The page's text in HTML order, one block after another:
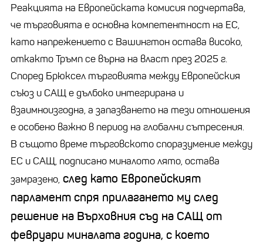
Реакцията на Европейската комисия подчертава,
че търговията е основна компетентност на ЕС,
като напрежението с Вашингтон остава високо,
откакто Тръмп се върна на власт през 2025 г.
Според Брюксел търговията между Европейския
съюз и САЩ е дълбоко интегрирана и
взаимноизгодна, а запазването на тези отношения
е особено важно в период на глобални сътресения.
В същото време търговското споразумение между
ЕС и САЩ, подписано миналото лято, остава
замразено, след като Европейският
парламент спря прилагането му след
решение на Върховния съд на САЩ от
февруари миналата година, с което